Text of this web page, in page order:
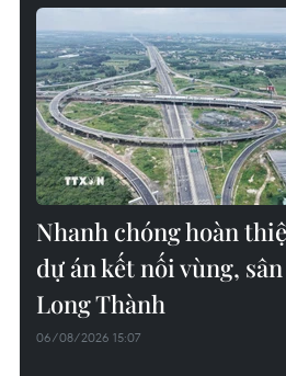
Nhanh chóng hoàn
dự án kết nối vùng,
Long Thành
06/08/2026 15:07